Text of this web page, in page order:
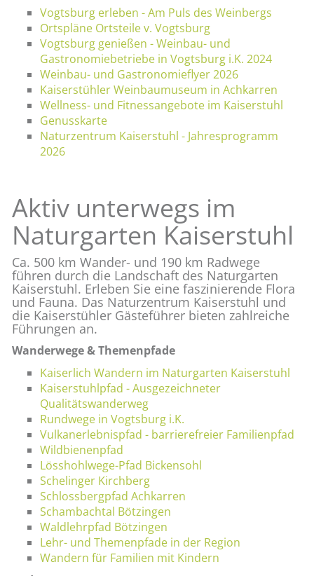
Vogtsburg erleben - Am Puls des Weinbergs
Ortspläne Ortsteile v. Vogtsburg
Vogtsburg genießen - Weinbau- und
Gastronomiebetriebe in Vogtsburg i.K. 2024
Weinbau- und Gastronomieflyer 2026
Kaiserstühler Weinbaumuseum in Achkarren
Wellness- und Fitnessangebote im Kaiserstuhl
Genusskarte
Naturzentrum Kaiserstuhl - Jahresprogramm
2026
Aktiv unterwegs im
Naturgarten Kaiserstuhl
Ca. 500 km Wander- und 190 km Radwege
führen durch die Landschaft des Naturgarten
Kaiserstuhl. Erleben Sie eine faszinierende Flora
und Fauna. Das Naturzentrum Kaiserstuhl und
die Kaiserstühler Gästeführer bieten zahlreiche
Führungen an.
Wanderwege & Themenpfade
Kaiserlich Wandern im Naturgarten Kaiserstuhl
Kaiserstuhlpfad - Ausgezeichneter
Qualitätswanderweg
Rundwege in Vogtsburg i.K.
Vulkanerlebnispfad - barrierefreier Familienpfad
Wildbienenpfad
Lösshohlwege-Pfad Bickensohl
Schelinger Kirchberg
Schlossbergpfad Achkarren
Schambachtal Bötzingen
Waldlehrpfad Bötzingen
Lehr- und Themenpfade in der Region
Wandern für Familien mit Kindern